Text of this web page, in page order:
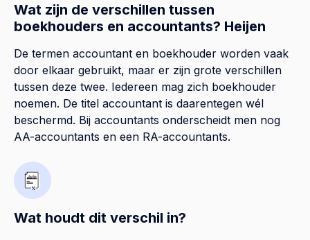
Wat zijn de verschillen tussen
boekhouders en accountants? Heijen
De termen accountant en boekhouder worden vaak
door elkaar gebruikt, maar er zijn grote verschillen
tussen deze twee. Iedereen mag zich boekhouder
noemen. De titel accountant is daarentegen wél
beschermd. Bij accountants onderscheidt men nog
AA-accountants en een RA-accountants.
Wat houdt dit verschil in?